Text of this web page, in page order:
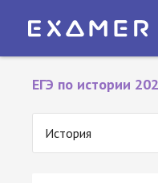
ЕГЭ по истории
История